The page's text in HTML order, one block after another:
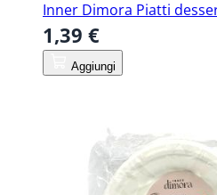
Inner Dimora Piatti
1,39 €
Aggiungi